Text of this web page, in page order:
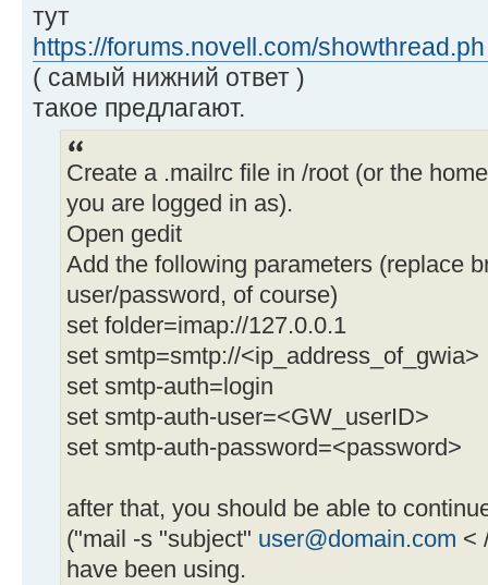
тут
https://forums.novell.com/
( самый нижний ответ )
такое предлагают.
Create a .mailrc file in /root (or the
you are logged in as).
Open gedit
Add the following parameters (replace
user/password, of course)
set folder=imap://127.0.0.1
set smtp=smtp://<ip_address_of_gwia>
set smtp-auth=login
set smtp-auth-user=<GW_userID>
set smtp-auth-password=<password>
after that, you should be able to
("mail -s "subject" user@domain.com <
have been using.